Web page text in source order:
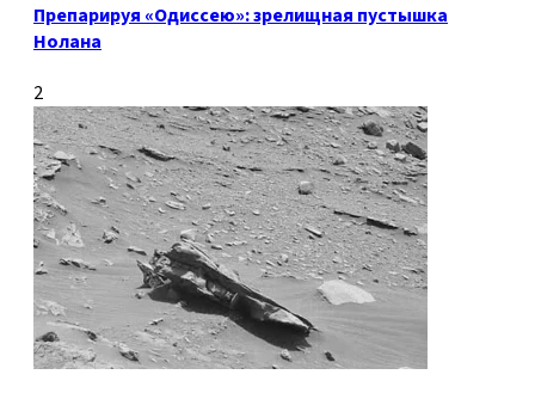
Препарируя «Одиссею»: зрелищная пустышка
Нолана
2